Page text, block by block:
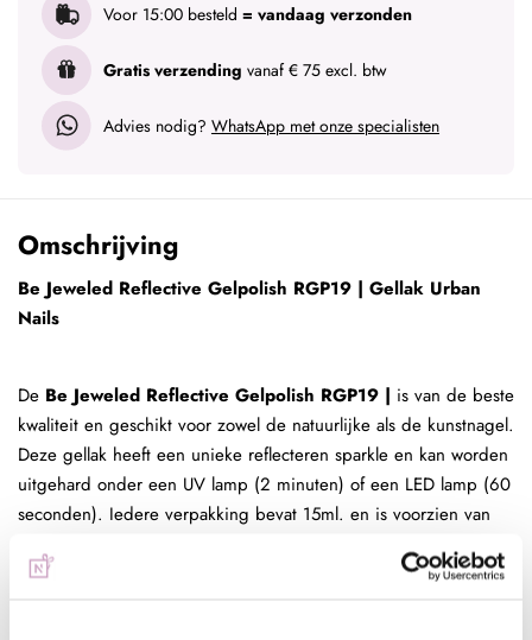
Voor 15:00 besteld = vandaag verzonden
Gratis verzending vanaf € 75 excl. btw
Advies nodig? WhatsApp met onze specialisten
Omschrijving
Be Jeweled Reflective Gelpolish RGP19 | Gellak Urban
Nails
De Be Jeweled Reflective Gelpolish RGP19 | is van de beste
kwaliteit en geschikt voor zowel de natuurlijke als de kunstnagel.
Deze gellak heeft een unieke reflecteren sparkle en kan worden
uitgehard onder een UV lamp (2 minuten) of een LED lamp (60
seconden). Iedere verpakking bevat 15ml. en is voorzien van